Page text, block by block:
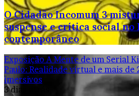
O Cidadão Incomum 3
suspense e crítica social no
contemporâneo
Exposição A Mente de um Serial
Paulo: Realidade virtual e mais de
imersivos
3 dias atrás